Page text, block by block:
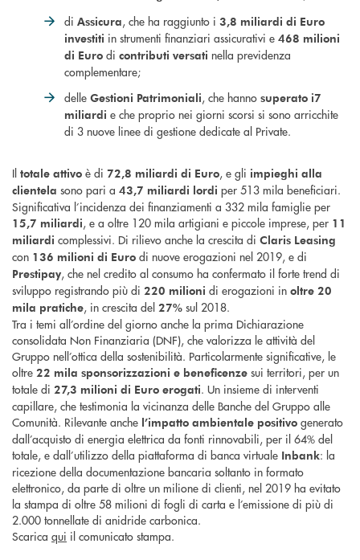
di Assicura, che ha raggiunto i 3,8 miliardi di Euro
investiti in strumenti finanziari assicurativi e 468 milioni
di Euro di contributi versati nella previdenza
complementare;
delle Gestioni Patrimoniali, che hanno superato i7
miliardi e che proprio nei giorni scorsi si sono arricchite
di 3 nuove linee di gestione dedicate al Private.
Il totale attivo è di 72,8 miliardi di Euro, e gli impieghi alla
clientela sono pari a 43,7 miliardi lordi per 513 mila beneficiari.
Significativa l’incidenza dei finanziamenti a 332 mila famiglie per
15,7 miliardi, e a oltre 120 mila artigiani e piccole imprese, per 11
miliardi complessivi. Di rilievo anche la crescita di Claris Leasing
con 136 milioni di Euro di nuove erogazioni nel 2019, e di
Prestipay, che nel credito al consumo ha confermato il forte trend di
sviluppo registrando più di 220 milioni di erogazioni in oltre 20
mila pratiche, in crescita del 27% sul 2018.
Tra i temi all’ordine del giorno anche la prima Dichiarazione
consolidata Non Finanziaria (DNF), che valorizza le attività del
Gruppo nell’ottica della sostenibilità. Particolarmente significative, le
oltre 22 mila sponsorizzazioni e beneficenze sui territori, per un
totale di 27,3 milioni di Euro erogati. Un insieme di interventi
capillare, che testimonia la vicinanza delle Banche del Gruppo alle
Comunità. Rilevante anche l’impatto ambientale positivo generato
dall’acquisto di energia elettrica da fonti rinnovabili, per il 64% del
totale, e dall’utilizzo della piattaforma di banca virtuale Inbank: la
ricezione della documentazione bancaria soltanto in formato
elettronico, da parte di oltre un milione di clienti, nel 2019 ha evitato
la stampa di oltre 58 milioni di fogli di carta e l’emissione di più di
2.000 tonnellate di anidride carbonica.
Scarica qui il comunicato stampa.